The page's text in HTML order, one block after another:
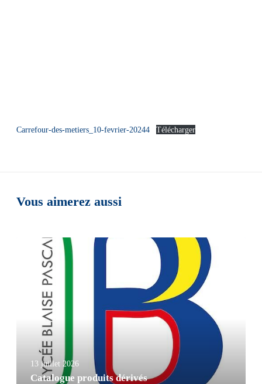
Carrefour-des-metiers_10-fevrier-20244 Télécharger
Vous aimerez aussi
13 juillet 2026
Catalogue produits dérivés